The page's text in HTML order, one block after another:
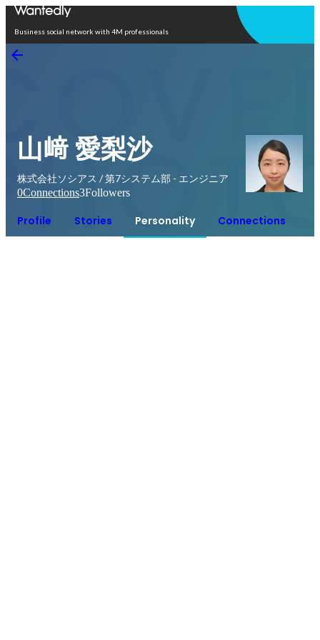
Business social network with 4M professionals
山﨑 愛梨沙
株式会社ソシアス / 第7システム部 - エンジニア
0Connections3Followers
Profile Stories Personality Connections